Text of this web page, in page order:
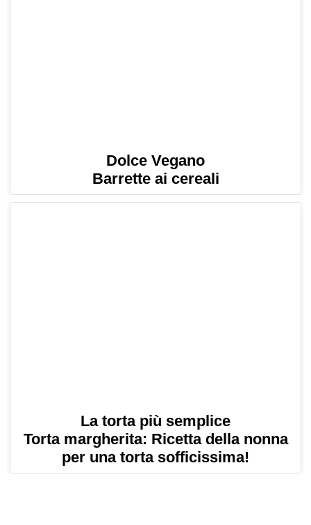
Dolce Vegano
Barrette ai cereali
La torta più semplice
Torta margherita: Ricetta della nonna
per una torta sofficissima!